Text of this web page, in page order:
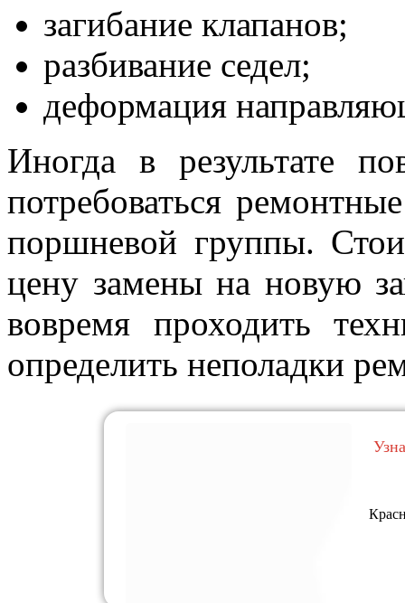
загибание клапанов;
разбивание седел;
деформация
Иногда в результате
потребоваться
поршневой группы.
цену замены на новую
вовремя проходить
определить неполадки